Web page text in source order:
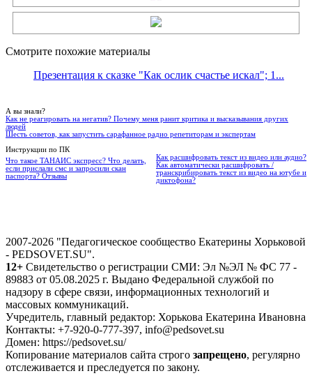
Смотрите похожие материалы
Презентация к сказке "Как ослик счастье искал"; 1...
А вы знали?
Как не реагировать на негатив? Почему меня ранит критика и высказывания других
людей
Шесть советов, как запустить сарафанное радио репетиторам и экспертам
Инструкции по ПК
Что такое ТАНАИС экспресс? Что делать,
если прислали смс и запросили скан
паспорта? Отзывы
Как расшифровать текст из видео или аудио?
Как автоматически расшифровать /
транскрибировать текст из видео на ютубе и
диктофона?
2007-2026 "Педагогическое сообщество Екатерины Хорьковой
- PEDSOVET.SU".
12+ Свидетельство о регистрации СМИ: Эл №ЭЛ № ФС 77 -
89883 от 05.08.2025 г. Выдано Федеральной службой по
надзору в сфере связи, информационных технологий и
массовых коммуникаций.
Учредитель, главный редактор: Хорькова Екатерина Ивановна
Контакты: +7-920-0-777-397, info@pedsovet.su
Домен: https://pedsovet.su/
Копирование материалов сайта строго запрещено, регулярно
отслеживается и преследуется по закону.